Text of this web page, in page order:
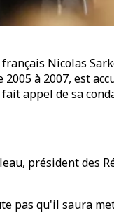
Nicolas
à 2007, est
appel de sa
président des
pas qu'il saura